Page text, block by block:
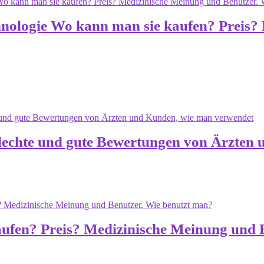
Wo kann man sie kaufen?
und gute Bewertungen von Ärzten
Preis? Medizinische Meinung und